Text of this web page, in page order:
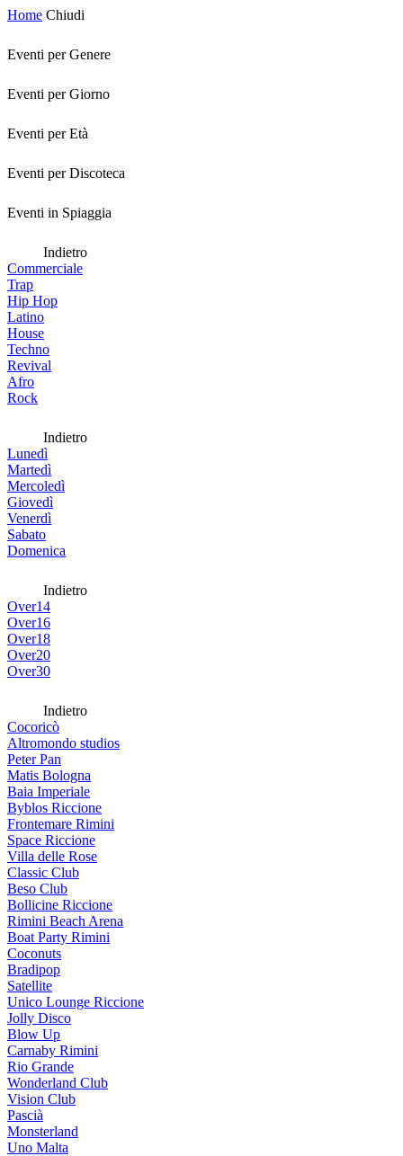
Home Chiudi
Eventi per Genere
Eventi per Giorno
Eventi per Età
Eventi per Discoteca
Eventi in Spiaggia
Indietro
Commerciale
Trap
Hip Hop
Latino
House
Techno
Revival
Afro
Rock
Indietro
Lunedì
Martedì
Mercoledì
Giovedì
Venerdì
Sabato
Domenica
Indietro
Over14
Over16
Over18
Over20
Over30
Indietro
Cocoricò
Altromondo studios
Peter Pan
Matis Bologna
Baia Imperiale
Byblos Riccione
Frontemare Rimini
Space Riccione
Villa delle Rose
Classic Club
Beso Club
Bollicine Riccione
Rimini Beach Arena
Boat Party Rimini
Coconuts
Bradipop
Satellite
Unico Lounge Riccione
Jolly Disco
Blow Up
Carnaby Rimini
Rio Grande
Wonderland Club
Vision Club
Pascià
Monsterland
Uno Malta